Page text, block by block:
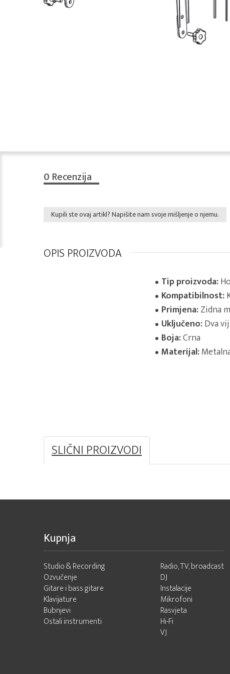
0 Recenzija
Kupili ste ovaj artikl? Napišite nam svoje mišljenje o njemu.
OPIS PROIZVODA
Tip proizvoda:
Kompatibilnost:
Primjena:Zidna
Uključeno:Dva
Boja:Crna
Materijal:
SLIČNI PROIZVODI
Kupnja
Studio & Recording
Ozvučenje
Gitare i bass gitare
Klavijature
Bubnjevi
Ostali instrumenti
Radio, TV, broadcast
DJ
Instalacije
Mikrofoni
Rasvjeta
Hi-Fi
VJ